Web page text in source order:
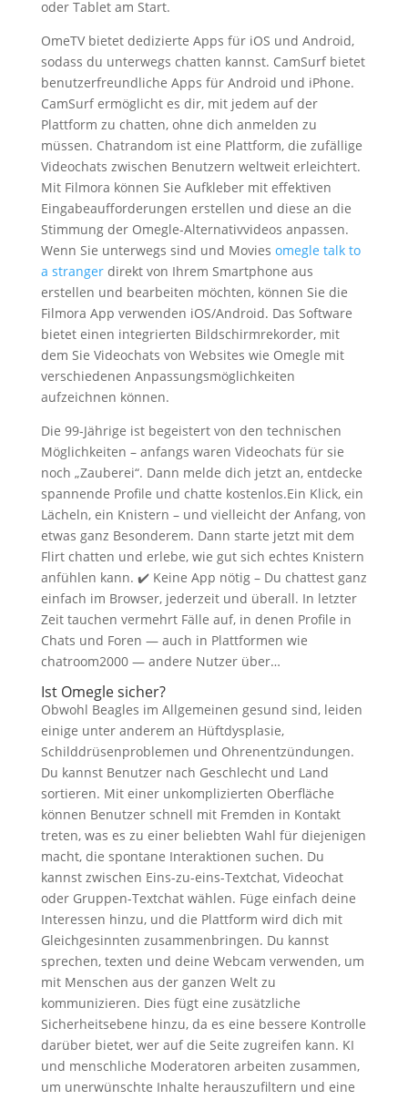
oder Tablet am Start.
OmeTV bietet dedizierte Apps für iOS und Android,
sodass du unterwegs chatten kannst. CamSurf bietet
benutzerfreundliche Apps für Android und iPhone.
CamSurf ermöglicht es dir, mit jedem auf der
Plattform zu chatten, ohne dich anmelden zu
müssen. Chatrandom ist eine Plattform, die zufällige
Videochats zwischen Benutzern weltweit erleichtert.
Mit Filmora können Sie Aufkleber mit effektiven
Eingabeaufforderungen erstellen und diese an die
Stimmung der Omegle-Alternativvideos anpassen.
Wenn Sie unterwegs sind und Movies omegle talk to
a strangerdirekt von Ihrem Smartphone aus
erstellen und bearbeiten möchten, können Sie die
Filmora App verwenden iOS/Android. Das Software
bietet einen integrierten Bildschirmrekorder, mit
dem Sie Videochats von Websites wie Omegle mit
verschiedenen Anpassungsmöglichkeiten
aufzeichnen können.
Die 99-Jährige ist begeistert von den tech­nischen
Möglich­keiten – anfangs waren Video­chats für sie
noch „Zauberei“. Dann melde dich jetzt an, entdecke
spannende Profile und chatte kostenlos.Ein Klick, ein
Lächeln, ein Knistern – und vielleicht der Anfang, von
etwas ganz Besonderem. Dann starte jetzt mit dem
Flirt chatten und erlebe, wie gut sich echtes Knistern
anfühlen kann. ✔️ Keine App nötig – Du chattest ganz
einfach im Browser, jederzeit und überall. In letzter
Zeit tauchen vermehrt Fälle auf, in denen Profile in
Chats und Foren — auch in Plattformen wie
chatroom2000 — andere Nutzer über…
Ist Omegle sicher?
Obwohl Beagles im Allgemeinen gesund sind, leiden
einige unter anderem an Hüftdysplasie,
Schilddrüsenproblemen und Ohrenentzündungen.
Du kannst Benutzer nach Geschlecht und Land
sortieren. Mit einer unkomplizierten Oberfläche
können Benutzer schnell mit Fremden in Kontakt
treten, was es zu einer beliebten Wahl für diejenigen
macht, die spontane Interaktionen suchen. Du
kannst zwischen Eins-zu-eins-Textchat, Videochat
oder Gruppen-Textchat wählen. Füge einfach deine
Interessen hinzu, und die Plattform wird dich mit
Gleichgesinnten zusammenbringen. Du kannst
sprechen, texten und deine Webcam verwenden, um
mit Menschen aus der ganzen Welt zu
kommunizieren. Dies fügt eine zusätzliche
Sicherheitsebene hinzu, da es eine bessere Kontrolle
darüber bietet, wer auf die Seite zugreifen kann. KI
und menschliche Moderatoren arbeiten zusammen,
um unerwünschte Inhalte herauszufiltern und eine